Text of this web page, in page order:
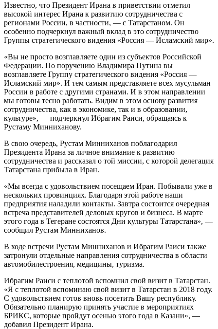
Известно, что Президент Ирана в приветствии отметил
высокой интерес Ирана к развитию сотрудничества с
регионами России, в частности, — с Татарстаном. Он
особенно подчеркнул важный вклад в это сотрудничество
Группы стратегического видения «Россия — Исламский мир».
«Вы не просто возглавляете один из субъектов Российской
Федерации. По поручению Владимира Путина вы
возглавляете Группу стратегического видения «Россия —
Исламский мир». И тем самым представляете всех мусульман
России в работе с другими странами. И в этом направлении
мы готовы тесно работать. Видим в этом основу развития
сотрудничества, как в экономике, так и в образовании,
культуре», — подчеркнул Ибрагим Раиси, обращаясь к
Рустаму Минниханову.
В свою очередь, Рустам Минниханов поблагодарил
Президента Ирана за личное внимание к развитию
сотрудничества и рассказал о той миссии, с которой делегация
Татарстана прибыла в Иран.
«Мы всегда с удовольствием посещаем Иран. Побывали уже в
нескольких провинциях. Благодаря этой работе наши
предприятия наладили контакты. Завтра состоится очередная
встреча представителей деловых кругов и бизнеса. В марте
этого года в Тегеране состоятся Дни культуры Татарстана», —
сообщил Рустам Минниханов.
В ходе встречи Рустам Минниханов и Ибрагим Раиси также
затронули отдельные направления сотрудничества в области
автомобилестроения, медицины, туризма.
Ибрагим Раиси с теплотой вспомнил свой визит в Татарстан.
«Я с теплотой вспоминаю свой визит в Татарстан в 2018 году.
С удовольствием готов вновь посетить Вашу республику.
Обязательно планирую принять участие в мероприятиях
БРИКС, которые пройдут осенью этого года в Казани», —
добавил Президент Ирана.